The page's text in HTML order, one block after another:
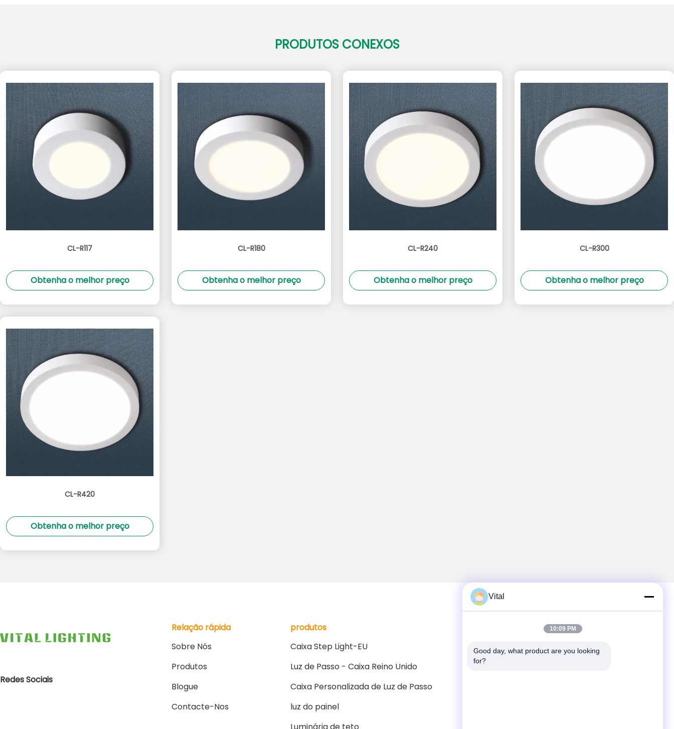
PRODUTOS CONEXOS
CL-R117
Obtenha o melhor preço
CL-R180
Obtenha o melhor preço
CL-R240
Obtenha o melhor preço
CL-R300
Obtenha o melhor preço
CL-R420
Obtenha o melhor preço
Redes Sociais
Relação rápida
Sobre Nós
Produtos
Blogue
Contacte-Nos
produtos
Caixa Step Light-EU
Luz de Passo - Caixa Reino Unido
Caixa Personalizada de Luz de Passo
luz do painel
Contato rápido
Telefone
Vital
10:09 PM
Good day, what product are you looking
for?